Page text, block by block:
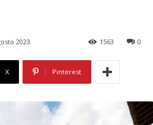
2023 0
1563
X Pinterest